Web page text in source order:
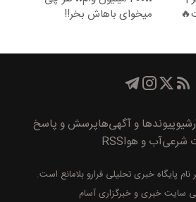
میخوای باهاش بخر!!
پیوند‌ها و آگهی‌هاپرسش و پاسخ
شرعیآب و هواRSS
پايگاه خبری تحليلی فرارو بلامانع است.
سایت خبری و خبرگزاری آسام